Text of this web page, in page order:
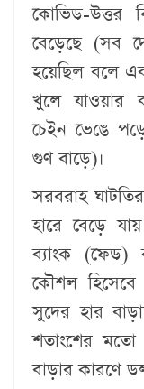
কোভিড-উত্তর
বেড়েছে (সব
হয়েছিল বলে
খুলে যাওয়ার
চেইন ভেঙে
গুণ বাড়ে)।
সরবরাহ
হারে বেড়ে
ব্যাংক (ফেড)
কৌশল হিসেবে
সুদের হার
শতাংশের মতো
বাড়ার কারণে